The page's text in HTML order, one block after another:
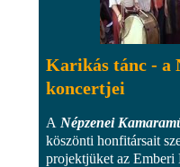
Karikás tánc - a
koncertjei
A Népzenei
köszönti honfitársait
projektjüket az Emberi